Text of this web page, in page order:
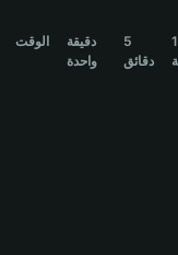
বাংলাالوقت
دقيقة
واحدة
5
دقائق